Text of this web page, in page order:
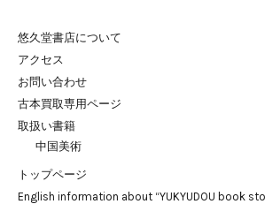
悠久堂書店について
アクセス
お問い合わせ
古本買取専用ページ
取扱い書籍
中国美術
トップページ
English information about “YUKYUDOU book